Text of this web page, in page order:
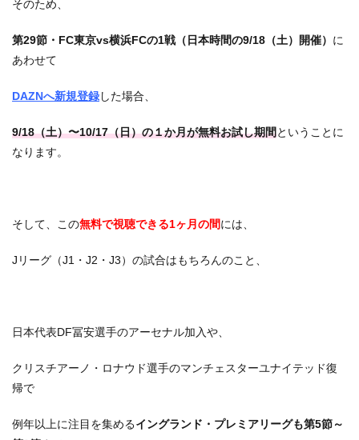
そのため、
第29節・FC東京vs横浜FCの1戦（日本時間の9/18（土）開催） に
あわせて
DAZNへ新規登録した場合、
9/18（土）〜10/17（日）の１か月が無料お試し期間 ということに
なります。
そして、この無料で視聴できる1ヶ月の間には、
Jリーグ（J1・J2・J3）の試合はもちろんのこと、
日本代表DF冨安選手のアーセナル加入や、
クリスチアーノ・ロナウド選手のマンチェスターユナイテッド復
帰で
例年以上に注目を集めるイングランド・プレミアリーグも第5節～